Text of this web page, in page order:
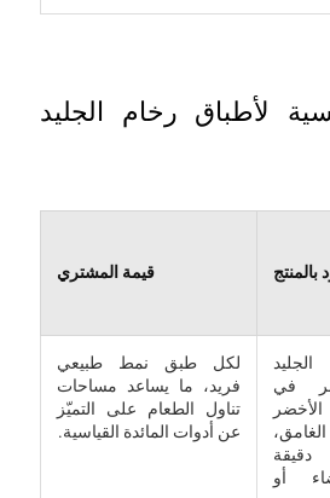
لأطباق رخام الجليد
بالمنتج قيمة المشتري
في
أو
لكل طبق نمط طبيعي
فريد، ما يساعد مساحات
تناول الطعام على التميّز
عن أدوات المائدة القياسية.